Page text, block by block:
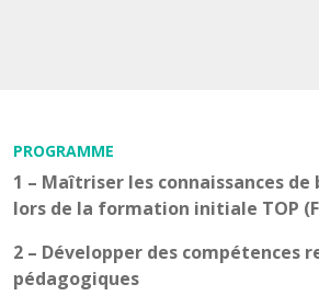
PROGRAMME
1 – Maîtriser les connaissances de
lors de la formation initiale TOP
2 – Développer des compétences
pédagogiques